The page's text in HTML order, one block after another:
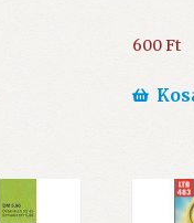
600Ft